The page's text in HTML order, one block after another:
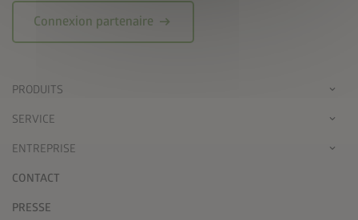
Connexion partenaire arrow_right_alt
PRODUITS
SERVICE
ENTREPRISE
CONTACT
PRESSE